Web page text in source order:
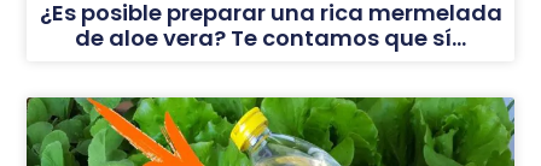
¿Es posible preparar una rica mermelada
de aloe vera? Te contamos que sí…